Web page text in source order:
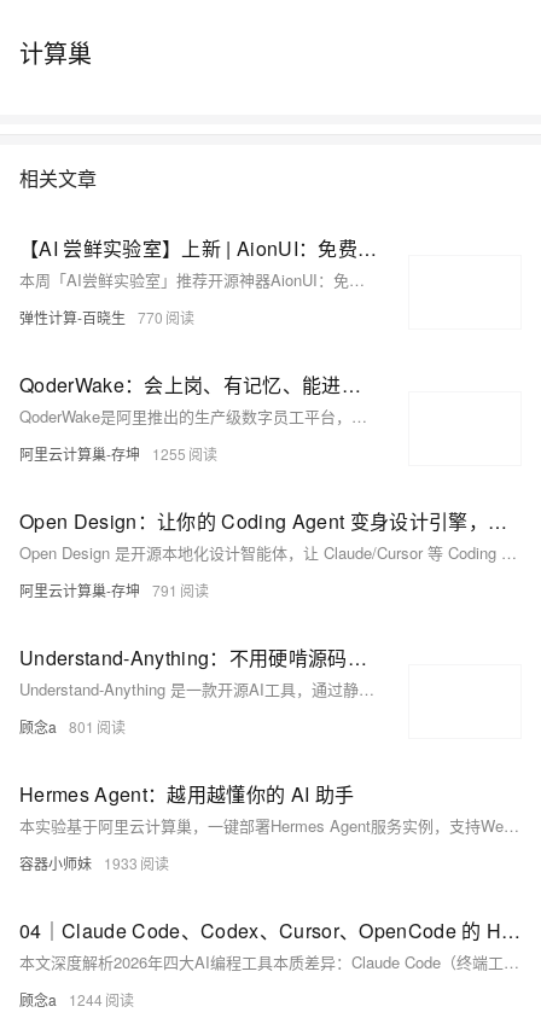
计算巢
相关文章
【AI 尝鲜实验室】上新 | AionUI：免费开源的多 AI Agent 协作平台，让 21+ 智能体帮你干活
本周「AI尝鲜实验室」推荐开源神器AionUI：免费、多Agent桌面协作平台，集成21个专业AI助手（PPT/编码/表格等），支持一键部署、远程访问与定时自动化。零代码搞定周报、开发、重复事务，GitHub获27.8k星！
弹性计算-百晓生 770
QoderWake：会上岗、有记忆、能进化的生产级 AI 数字员工
QoderWake是阿里推出的生产级数字员工平台，非聊天机器人，而是能7×24自主值守、承担真实岗位职责的“虚拟同事”。已上线数字程序员等6+专岗，Harness-First架构支持五维自进化，安全可控、一键部署、分钟上岗。
阿里云计算巢-存坤 1255
Open Design：让你的 Coding Agent 变身设计引擎，本地优先的开源 Claude Design 替代品
Open Design 是开源本地化设计智能体，让 Claude/Cursor 等 Coding Agent 直接生成品牌一致的原型、MP4动效、PPTX演示稿与视觉资产。100+技能×150套DESIGN.md设计系统×261插件×21 Agent全适配，数据不出本机。
阿里云计算巢-存坤 791
Understand-Anything：不用硬啃源码，把项目变成一张能追问的知识图谱
Understand-Anything 是一款开源AI工具，通过静态分析+多智能体理解，自动构建代码库知识图谱，帮开发者快速掌握系统架构、业务流程与模块依赖。支持中文、影响分析、新人引导等，让读代码前先有“地图”。（238字）
顾念a 801
Hermes Agent：越用越懂你的 AI 助手
本实验基于阿里云计算巢，一键部署Hermes Agent服务实例，支持WebUI访问、QQ机器人对话及终端命令行交互三重验证，全程可视化、零代码，10分钟完成开箱即用的AI智能体搭建。
容器小师妹 1933
04｜Claude Code、Codex、Cursor、OpenCode 的 Harness 差异
本文深度解析2026年四大AI编程工具本质差异：Claude Code（终端工程Agent）、Codex（OpenAI生态本地Agent）、Cursor（IDE内嵌Agent Harness）、OpenCode（开源多模型可定制平台），强调选型关键在匹配真实工作流，而非单纯比模型。
顾念a 1244